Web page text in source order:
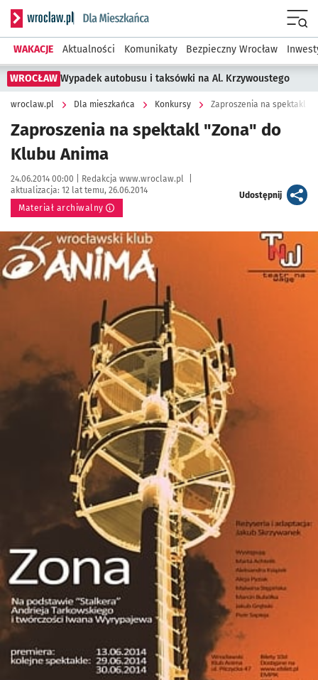
Serwis informacyjny wroclaw.pl podserwis: Dla mieszkańca
WAKACJE Aktualności Komunikaty Bezpieczny Wrocław
WROCŁAW Wypadek autobusu i taksówki na Al. Krzywoustego
wroclaw.pl Dla mieszkańca Konkursy Zaproszenia na spektakl
Zaproszenia na spektakl "Zona" do
Klubu Anima
Data publikacji:
24.06.2014 00:00 | Autor:
Redakcja www.wroclaw.pl
aktualizacja: 12 lat temu, 26.06.2014
Materiał archiwalny
Udostępnijartykuł
Kliknij, aby powiększyć